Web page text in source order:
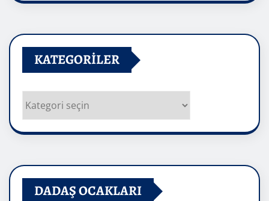
KATEGORILER
Kategoriler
DADAŞ OCAKLARI